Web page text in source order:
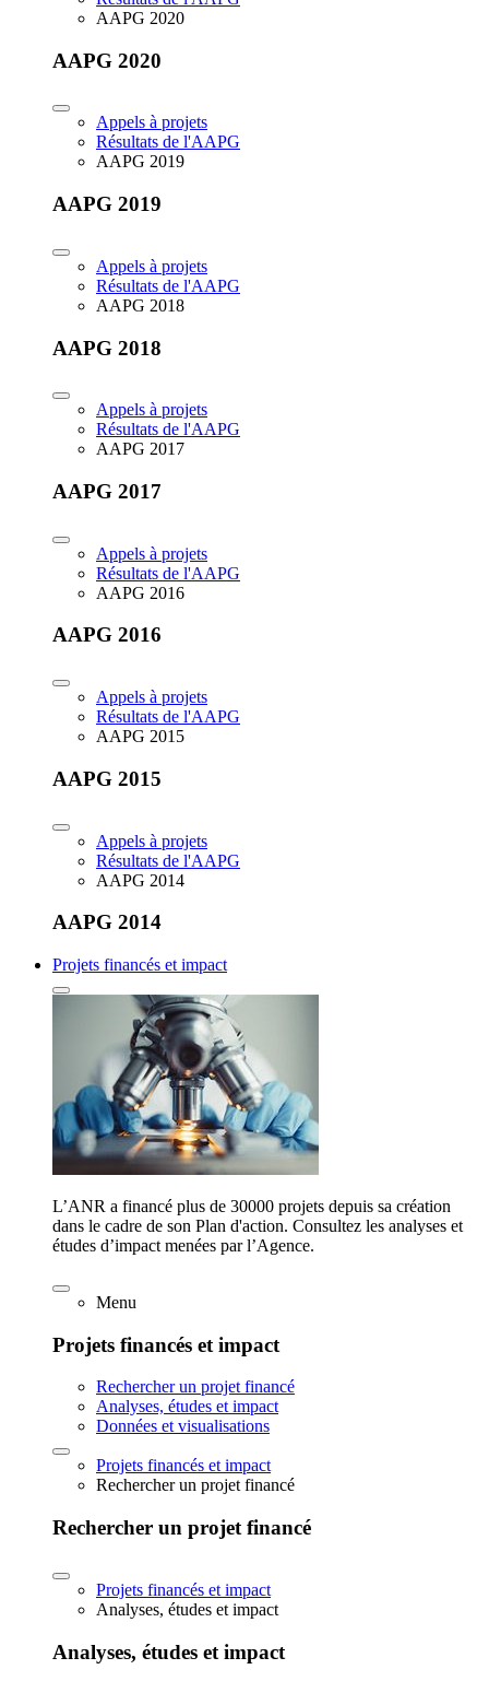
AAPG 2020
AAPG 2020
Appels à projets
Résultats de l'AAPG
AAPG 2019
AAPG 2019
Appels à projets
Résultats de l'AAPG
AAPG 2018
AAPG 2018
Appels à projets
Résultats de l'AAPG
AAPG 2017
AAPG 2017
Appels à projets
Résultats de l'AAPG
AAPG 2016
AAPG 2016
Appels à projets
Résultats de l'AAPG
AAPG 2015
AAPG 2015
Appels à projets
Résultats de l'AAPG
AAPG 2014
AAPG 2014
Projets financés et impact
L’ANR a financé plus de 30000 projets depuis sa création
dans le cadre de son Plan d'action. Consultez les analyses et
études d’impact menées par l’Agence.
Menu
Projets financés et impact
Rechercher un projet financé
Analyses, études et impact
Données et visualisations
Projets financés et impact
Rechercher un projet financé
Rechercher un projet financé
Projets financés et impact
Analyses, études et impact
Analyses, études et impact